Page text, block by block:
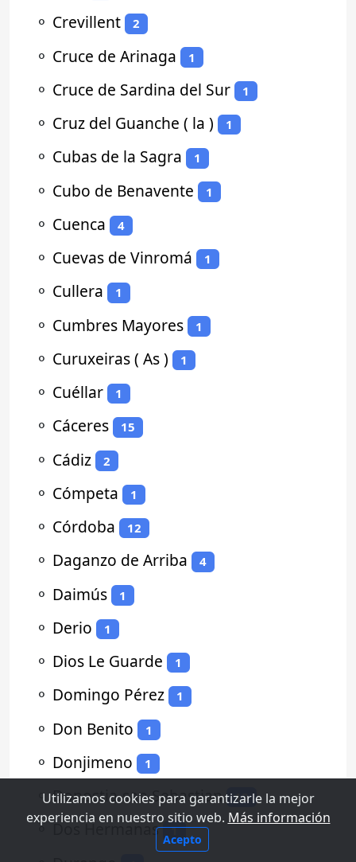
⚬ Crevillent 2
⚬ Cruce de Arinaga 1
⚬ Cruce de Sardina del Sur 1
⚬ Cruz del Guanche ( la ) 1
⚬ Cubas de la Sagra 1
⚬ Cubo de Benavente 1
⚬ Cuenca 4
⚬ Cuevas de Vinromá 1
⚬ Cullera 1
⚬ Cumbres Mayores 1
⚬ Curuxeiras ( As ) 1
⚬ Cuéllar 1
⚬ Cáceres 15
⚬ Cádiz 2
⚬ Cómpeta 1
⚬ Córdoba 12
⚬ Daganzo de Arriba 4
⚬ Daimús 1
⚬ Derio 1
⚬ Dios Le Guarde 1
⚬ Domingo Pérez 1
⚬ Don Benito 1
⚬ Donjimeno 1
⚬Donostia-san Sebastian 13
⚬Dos Hermanas 1
Utilizamos cookies para garantizarle la mejor
experiencia en nuestro sitio web. Más información
Acepto